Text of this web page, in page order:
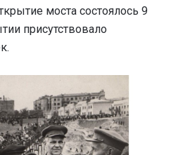
моста состоялось 9
присутствовало